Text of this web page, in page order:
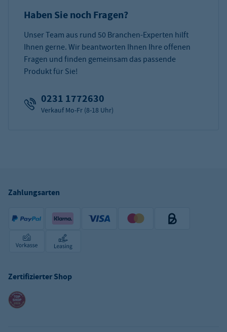
Haben Sie noch Fragen?
Unser Team aus rund 50 Branchen-Experten hilft
Ihnen gerne. Wir beantworten Ihnen Ihre offenen
Fragen und finden gemeinsam das passende
Produkt für Sie!
0231 1772630
Verkauf Mo-Fr (8-18 Uhr)
Zahlungsarten
Zertifizierter Shop